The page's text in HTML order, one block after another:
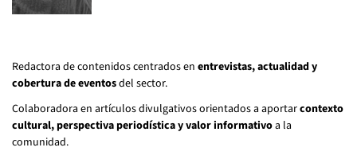
Redactora de contenidos centrados en entrevistas, actualidad y
cobertura de eventosdel sector.
Colaboradora en artículos divulgativos orientados a aportarcontexto
cultural, perspectiva periodística y valor informativoa la
comunidad.